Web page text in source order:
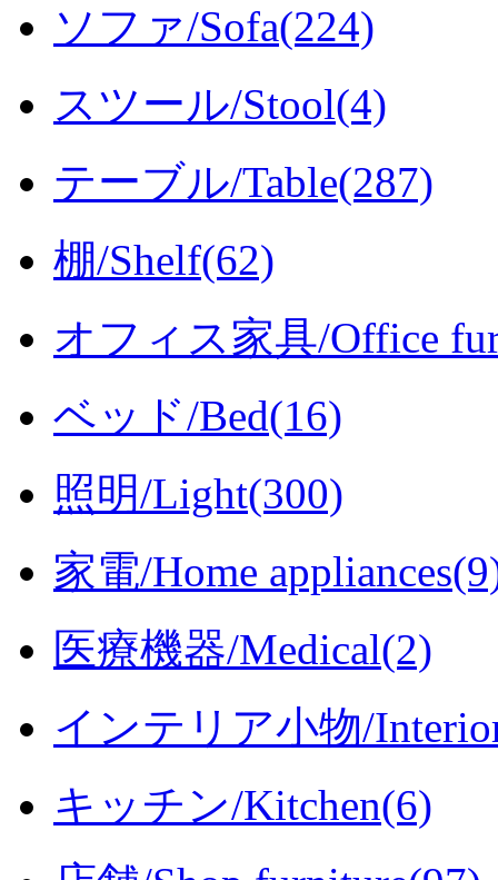
ソファ/Sofa(224)
スツール/Stool(4)
テーブル/Table(287)
棚/Shelf(62)
オフィス家具/Office
ベッド/Bed(16)
照明/Light(300)
家電/Home
医療機器/Medical(2)
インテリア小物/
キッチン/Kitchen(6)